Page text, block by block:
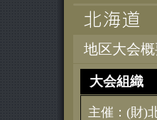
地区大会
大会組織
主催：(財)